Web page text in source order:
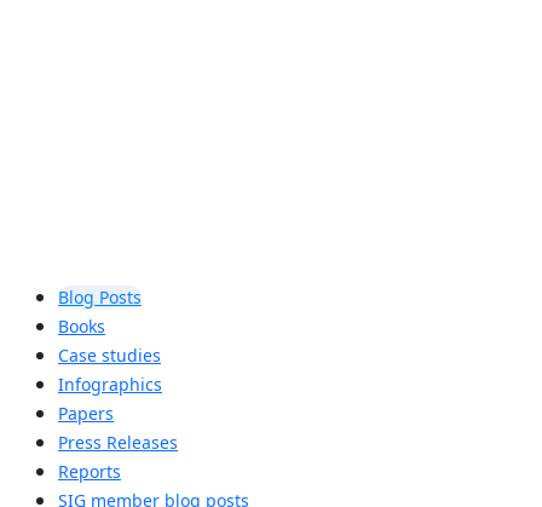
Blog Posts
Books
Case studies
Infographics
Papers
Press Releases
Reports
SIG member blog posts